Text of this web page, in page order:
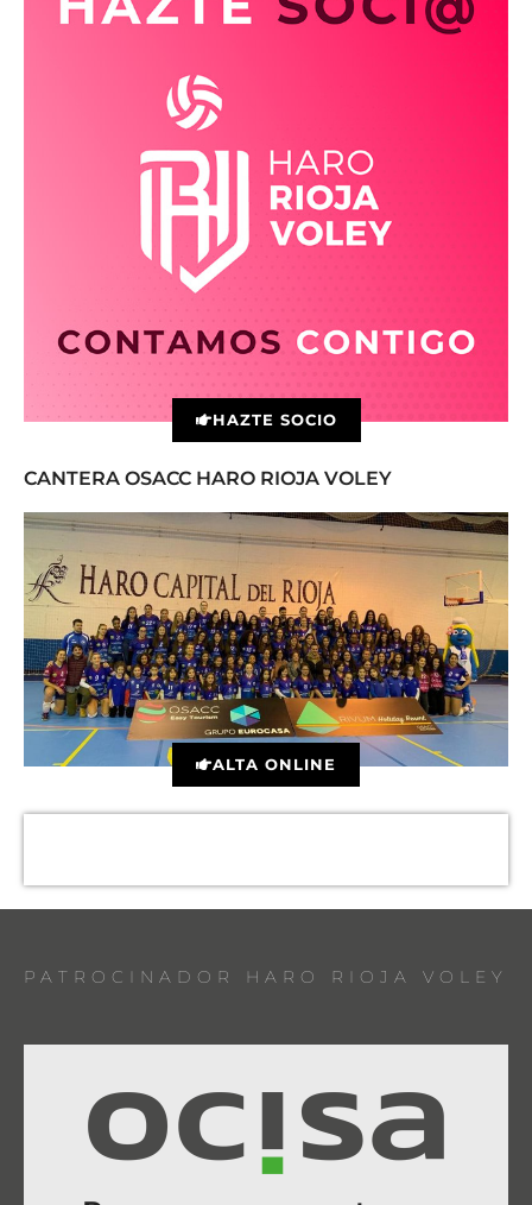
HAZTE SOCIO
CANTERA OSACC HARO RIOJA VOLEY
ALTA ONLINE
PATROCINADOR HARO RIOJA VOLEY